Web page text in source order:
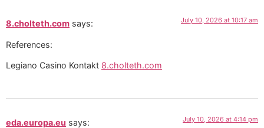
8.cholteth.com says: July 10, 2026 at 10:17 am
References:
Legiano Casino Kontakt 8.cholteth.com
eda.europa.eu says: July 10, 2026 at 4:14 pm